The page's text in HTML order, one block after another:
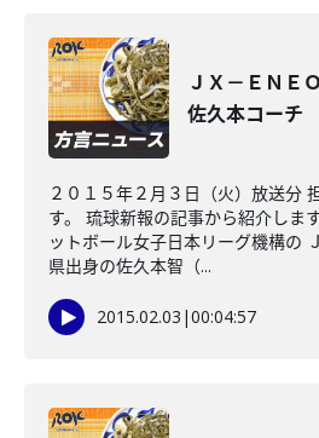
ＪＸ－ＥＮＥ
佐久本コーチ
２０１５年２月３日（火）放送分
す。 琉球新報の記事から紹介しま
ットボール女子日本リーグ機構の
県出身の佐久本智（...
2015.02.03 |00:04:57